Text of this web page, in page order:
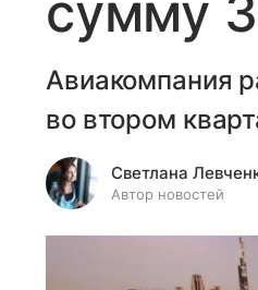
Авиакомпания
во втором
Светлана
Автор новостей